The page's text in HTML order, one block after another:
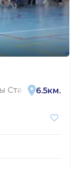
Стасовой, 28
6.5км.